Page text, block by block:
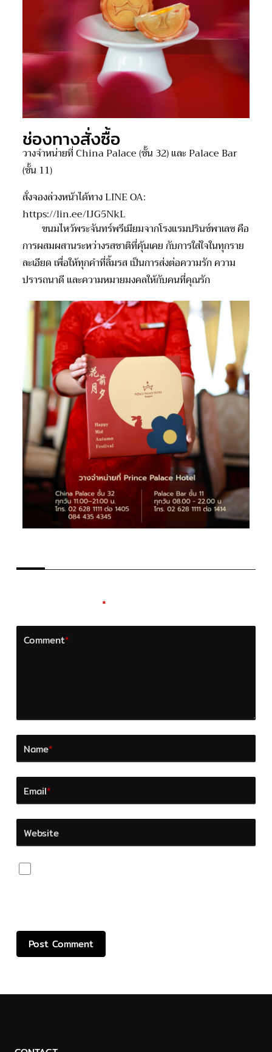
ช่องทางสั่งซื้อ
วางจำหน่ายที่ China Palace (ชั้น 32) และ Palace Bar
(ชั้น 11)
สั่งจองล่วงหน้าได้ทาง LINE OA:
https://lin.ee/IJG5NkL
ขนมไหว้พระจันทร์พรีเมียมจากโรงแรมปรินซ์พาเลซ คือ
การผสมผสานระหว่างรสชาติที่คุ้นเคย กับการใส่ใจในทุกราย
ละเอียด เพื่อให้ทุกคำที่ลิ้มรส เป็นการส่งต่อความรัก ความ
ปรารถนาดี และความหมายมงคลให้กับคนที่คุณรัก
*
Comment*
Name*
Email*
Website